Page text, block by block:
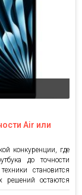
Air или
конкуренции, где
до точности
становится
решений остаются
десятилетиями